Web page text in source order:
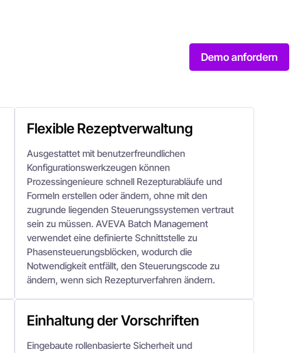
Demo anfordern
Flexible Rezeptverwaltung
Ausgestattet mit benutzerfreundlichen
Konfigurationswerkzeugen können
Prozessingenieure schnell Rezepturabläufe und
Formeln erstellen oder ändern, ohne mit den
zugrunde liegenden Steuerungssystemen vertraut
sein zu müssen. AVEVA Batch Management
verwendet eine definierte Schnittstelle zu
Phasensteuerungsblöcken, wodurch die
Notwendigkeit entfällt, den Steuerungscode zu
ändern, wenn sich Rezepturverfahren ändern.
Einhaltung der Vorschriften
Eingebaute rollenbasierte Sicherheit und